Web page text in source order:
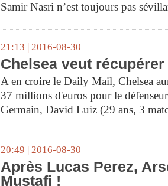
Samir Nasri n’est toujours pas
21:13 | 2016-08-30
Chelsea veut
A en croire le Daily Mail, Chelsea
37 millions d'euros pour le
Germain, David Luiz (29 ans, 3
20:49 | 2016-08-30
Après Lucas Perez,
Mustafi !